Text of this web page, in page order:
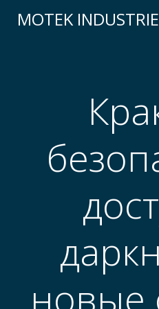
MOTEK
новые